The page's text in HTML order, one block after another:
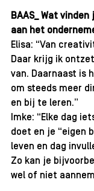
BAAS_ Wat
aan het
Elisa: “Van
Daar krijg ik
van. Daarnaast is
om steeds meer
en bij te leren.”
Imke: “Elke dag
doet en je “eigen
leven en dag
Zo kan je
wel of niet